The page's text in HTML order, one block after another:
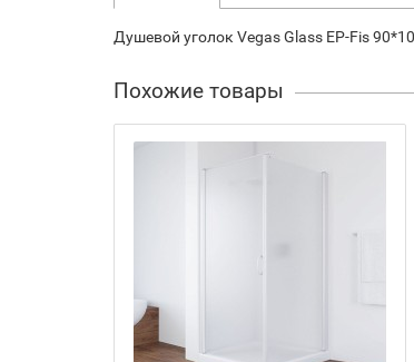
Душевой уголок Vegas Glass EP-Fis
Похожие товары